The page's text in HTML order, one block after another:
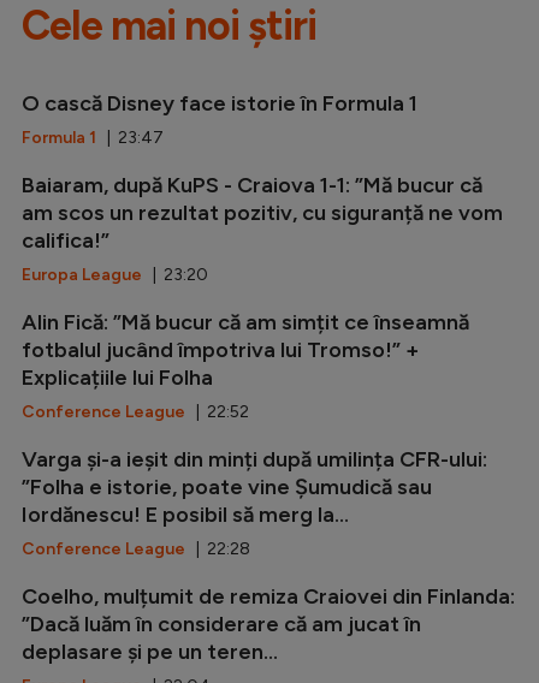
Cele mai noi știri
O cască Disney face istorie în Formula 1
Formula 1 | 23:47
Baiaram, după KuPS - Craiova 1-1: ”Mă bucur că
am scos un rezultat pozitiv, cu siguranță ne vom
califica!”
Europa League | 23:20
Alin Fică: ”Mă bucur că am simțit ce înseamnă
fotbalul jucând împotriva lui Tromso!” +
Explicațiile lui Folha
Conference League | 22:52
Varga și-a ieșit din minți după umilința CFR-ului:
”Folha e istorie, poate vine Șumudică sau
Iordănescu! E posibil să merg la...
Conference League | 22:28
Coelho, mulțumit de remiza Craiovei din Finlanda:
”Dacă luăm în considerare că am jucat în
deplasare și pe un teren...